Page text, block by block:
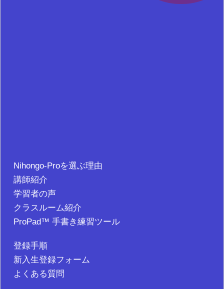
Nihongo-Proを選ぶ理由
講師紹介
学習者の声
クラスルーム紹介
ProPad™ 手書き練習ツール
登録手順
新入生登録フォーム
よくある質問